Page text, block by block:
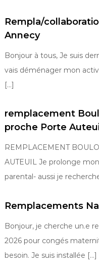
Rempla/
Annecy
Bonjour à tous, Je suis
vais déménager mon
[…]
remplacement
proche Porte
REMPLACEMENT
AUTEUIL Je prolonge
parental- aussi je
Remplacements
Bonjour, je cherche un.e
2026 pour congés
besoin. Je suis installée […]